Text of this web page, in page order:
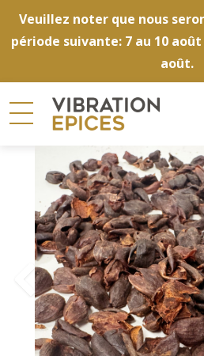
Veuillez noter que nous
période suivante: 7 au 10
août.